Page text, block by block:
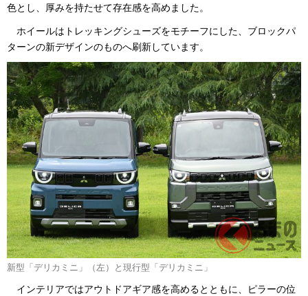
色とし、厚みを持たせて存在感を高めました。
ホイールはトレッキングシューズをモチーフにした、ブロックパ
ターンの新デザインのものへ刷新しています。
新型「デリカミニ」（左）と現行型「デリカミニ」
インテリアではアウトドアギア感を高めるとともに、ピラーの位